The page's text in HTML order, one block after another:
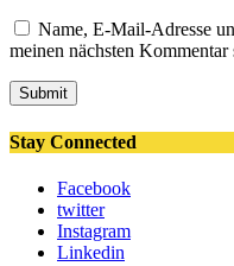
Name, E-Mail-Adresse
meinen nächsten Kommentar
Submit
Stay Connected
Facebook
twitter
Instagram
Linkedin